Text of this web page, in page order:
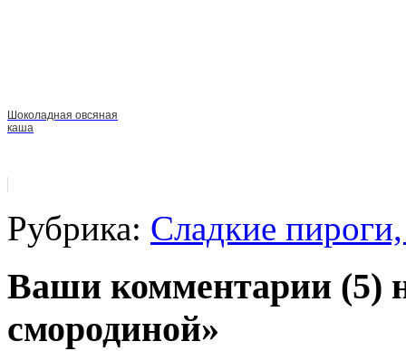
Шоколадная овсяная
каша
Рубрика: Сладкие
Ваши комментарии (5)
смородиной»